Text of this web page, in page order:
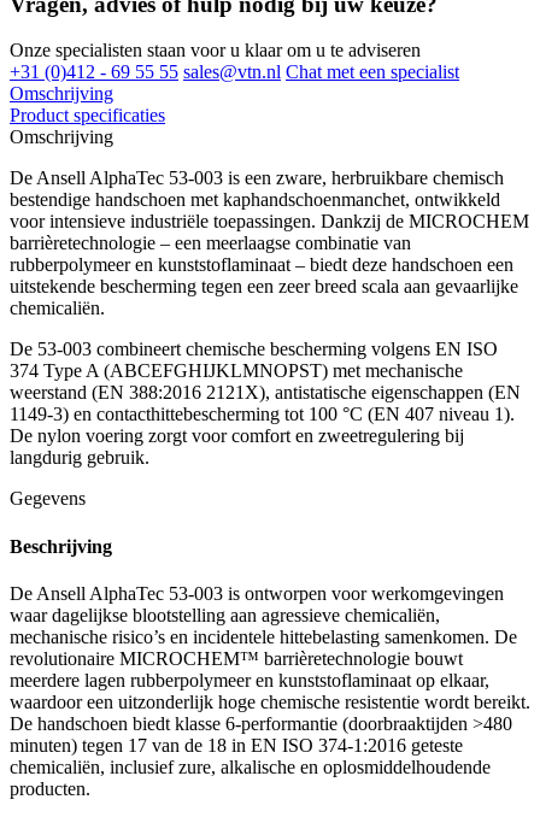
Onze specialisten staan voor u klaar om u te adviseren
+31 (0)412 - 69 55 55 sales@vtn.nl Chat met een specialist
Omschrijving
Product specificaties
Omschrijving
De Ansell AlphaTec 53-003 is een zware, herbruikbare chemisch
bestendige handschoen met kaphandschoenmanchet, ontwikkeld
voor intensieve industriële toepassingen. Dankzij de MICROCHEM
barrièretechnologie – een meerlaagse combinatie van
rubberpolymeer en kunststoflaminaat – biedt deze handschoen een
uitstekende bescherming tegen een zeer breed scala aan gevaarlijke
chemicaliën.
De 53-003 combineert chemische bescherming volgens EN ISO
374 Type A (ABCEFGHIJKLMNOPST) met mechanische
weerstand (EN 388:2016 2121X), antistatische eigenschappen (EN
1149-3) en contacthittebescherming tot 100 °C (EN 407 niveau 1).
De nylon voering zorgt voor comfort en zweetregulering bij
langdurig gebruik.
Gegevens
Beschrijving
De Ansell AlphaTec 53-003 is ontworpen voor werkomgevingen
waar dagelijkse blootstelling aan agressieve chemicaliën,
mechanische risico’s en incidentele hittebelasting samenkomen. De
revolutionaire MICROCHEM™ barrièretechnologie bouwt
meerdere lagen rubberpolymeer en kunststoflaminaat op elkaar,
waardoor een uitzonderlijk hoge chemische resistentie wordt bereikt.
De handschoen biedt klasse 6-performantie (doorbraaktijden >480
minuten) tegen 17 van de 18 in EN ISO 374-1:2016 geteste
chemicaliën, inclusief zure, alkalische en oplosmiddelhoudende
producten.